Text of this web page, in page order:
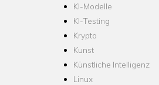
KI-Modelle
KI-Testing
Krypto
Kunst
Künstliche Intelligenz
Linux